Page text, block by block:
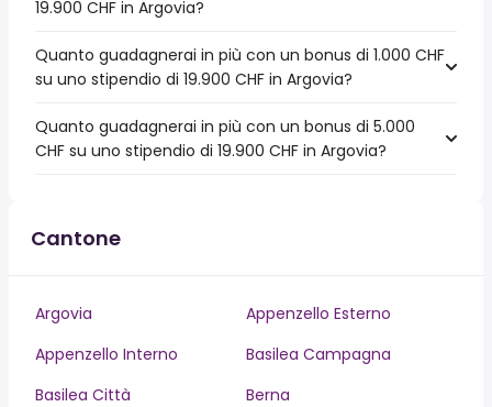
19.900 CHF in Argovia?
Quanto guadagnerai in più con un bonus di 1.000 CHF
su uno stipendio di 19.900 CHF in Argovia?
Quanto guadagnerai in più con un bonus di 5.000
CHF su uno stipendio di 19.900 CHF in Argovia?
Cantone
Argovia
Appenzello Esterno
Appenzello Interno
Basilea Campagna
Basilea Città
Berna